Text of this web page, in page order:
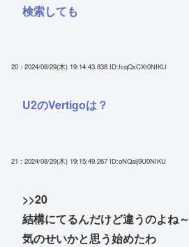
検索しても
20 : 2024/08/29(木) 19:14:43.838 ID:fcqQxCXt0NIKU
U2のVertigoは？
21 : 2024/08/29(木) 19:15:49.267 ID:oNQaij9U0NIKU
>>20
結構にてるんだけど違うのよね～
気のせいかと思う始めたわ